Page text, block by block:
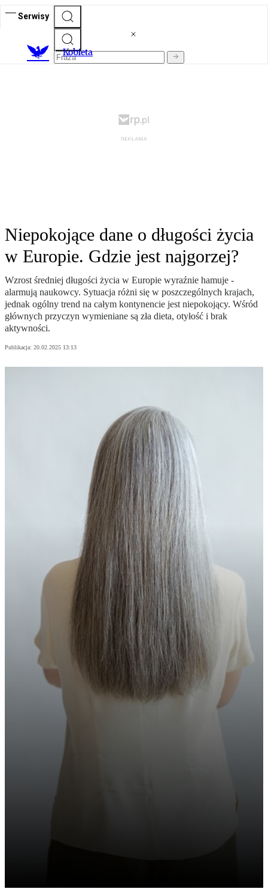
Serwisy
Kobieta
Niepokojące dane o długości życia
w Europie. Gdzie jest najgorzej?
Wzrost średniej długości życia w Europie wyraźnie hamuje -
alarmują naukowcy. Sytuacja różni się w poszczególnych krajach,
jednak ogólny trend na całym kontynencie jest niepokojący. Wśród
głównych przyczyn wymieniane są zła dieta, otyłość i brak
aktywności.
Publikacja: 20.02.2025 13:13